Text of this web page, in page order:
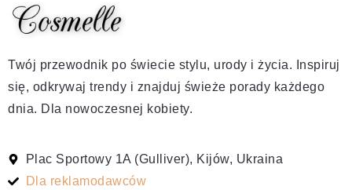
Twój przewodnik po świecie stylu, urody i życia. Inspiruj
się, odkrywaj trendy i znajduj świeże porady każdego
dnia. Dla nowoczesnej kobiety.
Plac Sportowy 1A (Gulliver), Kijów, Ukraina
Dla reklamodawców